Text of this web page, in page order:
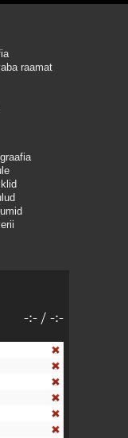
raamat
-:- / -:-